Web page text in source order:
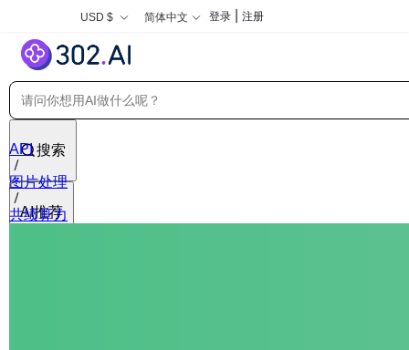
USD $ 简体中文 登录 注册
搜索
AI推荐
API
图片处理
共绩算力